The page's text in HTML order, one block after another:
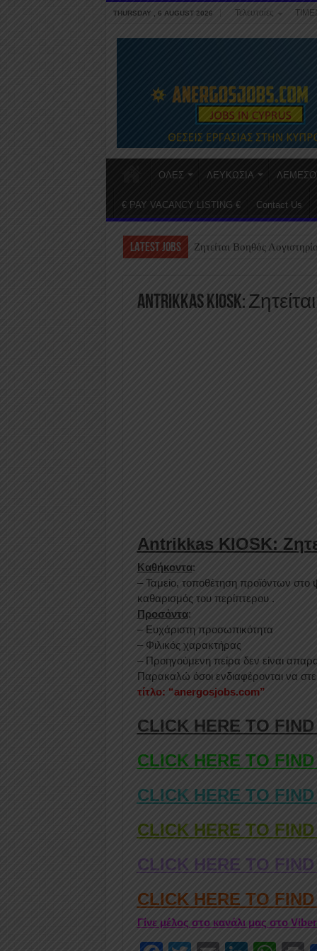
THURSDAY , 6 AUGUST 2026 Τελευταίες
ΟΛΕΣ ΛΕΥΚΩΣΙΑ
€ PAY VACANCY LISTING € Contact Us
LATEST JOBS Ζητείται Βοηθός
Antrikkas KIOSK:
Antrikkas KIOSK:
Καθήκοντα:
– Ταμείο, τοποθέτηση προϊόντων
καθαρισμός του περίπτερου .
Προσόντα:
– Ευχάριστη προσωπικότητα
– Φιλικός χαρακτήρας
– Προηγούμενη πείρα δεν είναι
Παρακαλώ όσοι ενδιαφέρονται να
τίτλο: “anergosjobs.com”
CLICK HERE TO
CLICK HERE TO
CLICK HERE TO
CLICK HERE TO
CLICK HERE TO
CLICK HERE TO
Γίνε μέλος στο κανάλι μας στο